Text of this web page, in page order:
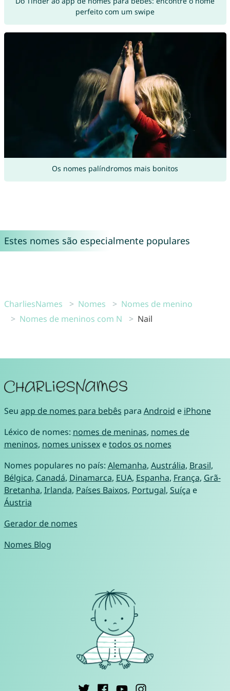
perfeito com um swipe
Os nomes palíndromos mais bonitos
Estes nomes são especialmente populares
CharliesNames Nomes
Nomes de menino
Nomes de meninos com N
Nail
Seu app de nomes para bebês para Android e iPhone
Léxico de nomes: nomes de meninas, nomes de
meninos, nomes unissexetodos os nomes
Nomes populares no país: Alemanha, Austrália, Brasil,
Bélgica, Canadá, Dinamarca, EUA, Espanha, França, Grã-
Bretanha, Irlanda, Países Baixos, Portugal, Suíça e
Áustria
Gerador de nomes
Nomes Blog